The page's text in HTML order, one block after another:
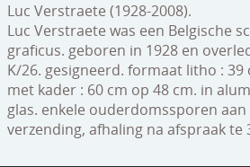
Luc Verstraete (1928-2008).
Luc Verstraete was een Belgische
graficus. geboren in 1928 en
K/26. gesigneerd. formaat litho :
met kader : 60 cm op 48 cm. in
glas. enkele ouderdomssporen
verzending, afhaling na afspraak te